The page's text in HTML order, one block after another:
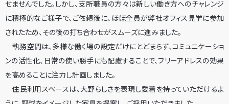
せませんでした。しかし、支所職員の方々は新しい働き方へのチャレンジ
に積極的なご様子で、ご依頼後に、ほぼ全員が弊社オフィス見学に参加
されたため、その後の打ち合わせがスムーズに進みました。
執務空間は、多様な働く場の設定だけにとどまらず、コミュニケーショ
ンの活性化、日常の使い勝手にも配慮することで、フリーアドレスの効果
を高めることに注力し計画しました。
住民利用スペースは、大野らしさを表現し愛着を持っていただけるよ